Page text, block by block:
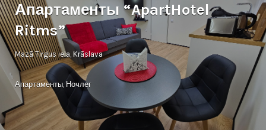
Апартаменты “ApartHotel
Ritms”
Mazā Tirgus iela, Krāslava
Апартаменты, Ночлег